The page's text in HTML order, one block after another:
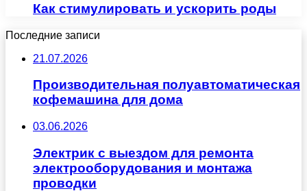
Как стимулировать и ускорить роды
Последние записи
21.07.2026
Производительная полуавтоматическая
кофемашина для дома
03.06.2026
Электрик с выездом для ремонта
электрооборудования и монтажа
проводки